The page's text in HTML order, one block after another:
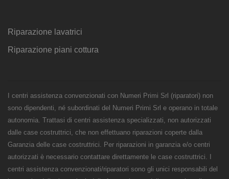
Riparazione lavatrici
Riparazione piani cottura
I centri assistenza convenzionati con Numeri Primi Srl (riparatori) non
sono dipendenti, né subordinati del Numeri Primi Srl e operano in totale
autonomia. Trattasi di centri assistenza specializzati, non autorizzati
dalle case costruttrici, che non effettuano riparazioni coperte dalla
Garanzia delle case costruttrici. Per riparazioni in garanzia e/o centri
autorizzati è necessario contattare direttamente le case costruttrici. I
centri assistenza convenzionati/riparatori sono gli unici responsabili del